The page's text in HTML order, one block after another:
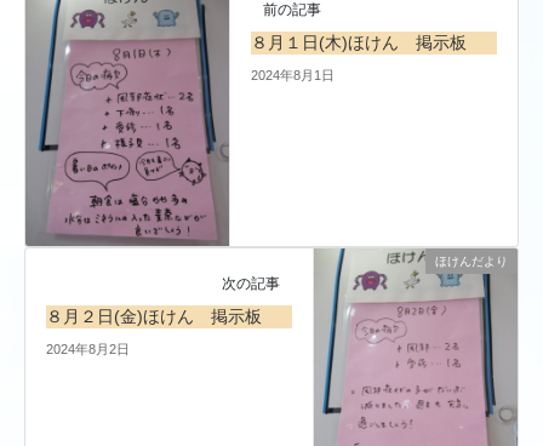
前の記事
８月１日(木)ほけん 掲示板
2024年8月1日
ほけんだより
次の記事
８月２日(金)ほけん 掲示板
2024年8月2日